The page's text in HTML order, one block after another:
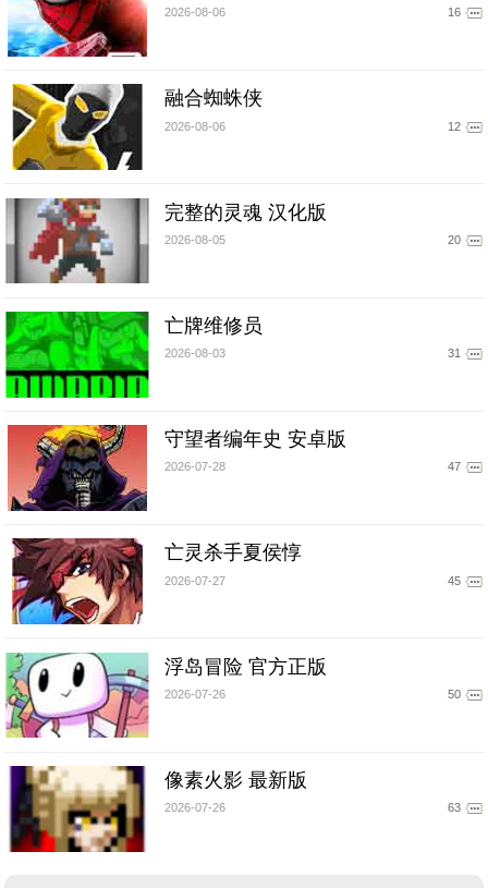
2026-08-06 16
融合蜘蛛侠
2026-08-06 12
完整的灵魂 汉化版
2026-08-05 20
亡牌维修员
2026-08-03 31
守望者编年史 安卓版
2026-07-28 47
亡灵杀手夏侯惇
2026-07-27 45
浮岛冒险 官方正版
2026-07-26 50
像素火影 最新版
2026-07-26 63